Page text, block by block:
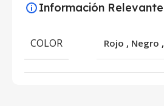
Información Relevante
COLOR Rojo , Negro ,